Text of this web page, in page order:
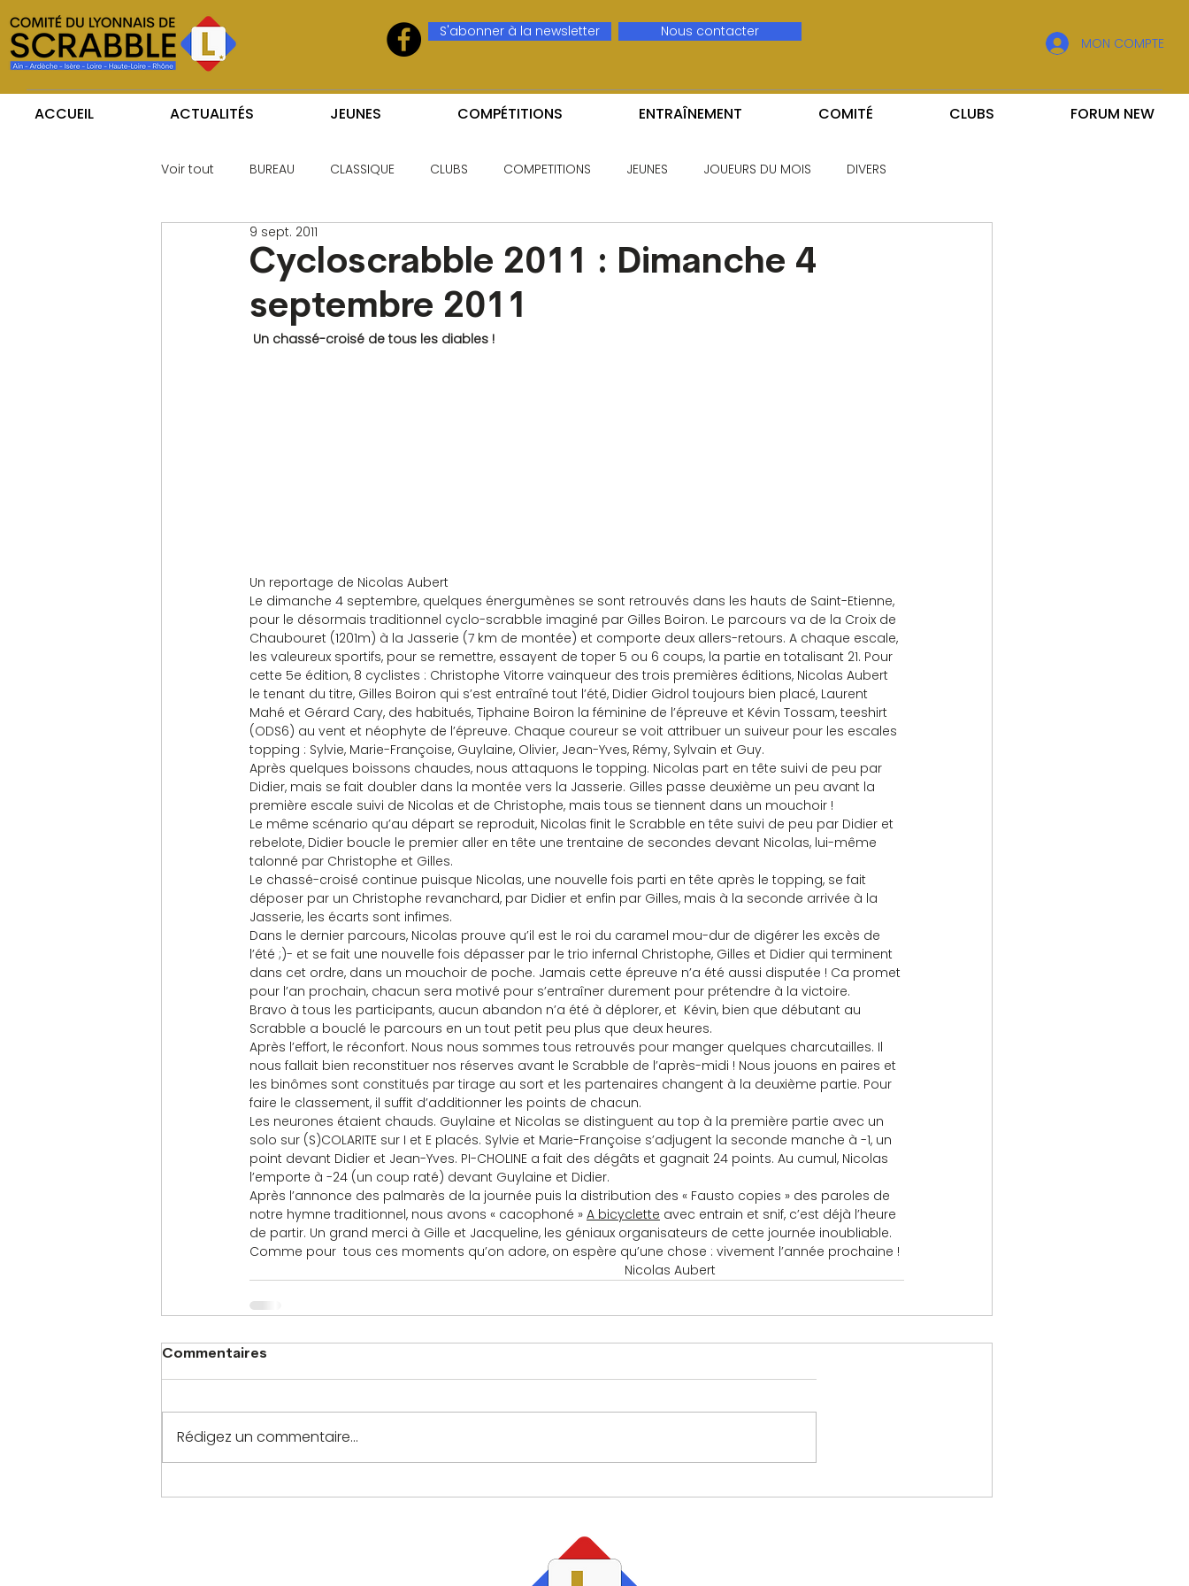
S'abonner à la newsletter Nous contacter
MON COMPTE
ACCUEIL ACTUALITÉS JEUNES COMPÉTITIONS ENTRAÎNEMENT COMITÉ CLUBS FORUM NEW
Voir tout BUREAU CLASSIQUE CLUBS COMPETITIONS JEUNES JOUEURS DU MOIS DIVERS
Cycloscrabble 2011 : Dimanche 4
septembre 2011
9 sept. 2011
Un chassé-croisé de tous les diables !
Un reportage de Nicolas Aubert
Le dimanche 4 septembre, quelques énergumènes se sont retrouvés dans les hauts de Saint-Etienne,
pour le désormais traditionnel cyclo-scrabble imaginé par Gilles Boiron. Le parcours va de la Croix de
Chaubouret (1201m) à la Jasserie (7 km de montée) et comporte deux allers-retours. A chaque escale,
les valeureux sportifs, pour se remettre, essayent de toper 5 ou 6 coups, la partie en totalisant 21. Pour
cette 5e édition, 8 cyclistes : Christophe Vitorre vainqueur des trois premières éditions, Nicolas Aubert
le tenant du titre, Gilles Boiron qui s’est entraîné tout l’été, Didier Gidrol toujours bien placé, Laurent
Mahé et Gérard Cary, des habitués, Tiphaine Boiron la féminine de l’épreuve et Kévin Tossam, teeshirt
(ODS6) au vent et néophyte de l’épreuve. Chaque coureur se voit attribuer un suiveur pour les escales
topping : Sylvie, Marie-Françoise, Guylaine, Olivier, Jean-Yves, Rémy, Sylvain et Guy.
Après quelques boissons chaudes, nous attaquons le topping. Nicolas part en tête suivi de peu par
Didier, mais se fait doubler dans la montée vers la Jasserie. Gilles passe deuxième un peu avant la
première escale suivi de Nicolas et de Christophe, mais tous se tiennent dans un mouchoir !
Le même scénario qu’au départ se reproduit, Nicolas finit le Scrabble en tête suivi de peu par Didier et
rebelote, Didier boucle le premier aller en tête une trentaine de secondes devant Nicolas, lui-même
talonné par Christophe et Gilles.
Le chassé-croisé continue puisque Nicolas, une nouvelle fois parti en tête après le topping, se fait
déposer par un Christophe revanchard, par Didier et enfin par Gilles, mais à la seconde arrivée à la
Jasserie, les écarts sont infimes.
Dans le dernier parcours, Nicolas prouve qu’il est le roi du caramel mou-dur de digérer les excès de
l’été ;)- et se fait une nouvelle fois dépasser par le trio infernal Christophe, Gilles et Didier qui terminent
dans cet ordre, dans un mouchoir de poche. Jamais cette épreuve n’a été aussi disputée ! Ca promet
pour l’an prochain, chacun sera motivé pour s’entraîner durement pour prétendre à la victoire.
Bravo à tous les participants, aucun abandon n’a été à déplorer, et  Kévin, bien que débutant au
Scrabble a bouclé le parcours en un tout petit peu plus que deux heures.
Après l’effort, le réconfort. Nous nous sommes tous retrouvés pour manger quelques charcutailles. Il
nous fallait bien reconstituer nos réserves avant le Scrabble de l’après-midi ! Nous jouons en paires et
les binômes sont constitués par tirage au sort et les partenaires changent à la deuxième partie. Pour
faire le classement, il suffit d’additionner les points de chacun.
Les neurones étaient chauds. Guylaine et Nicolas se distinguent au top à la première partie avec un
solo sur (S)COLARITE sur I et E placés. Sylvie et Marie-Françoise s’adjugent la seconde manche à -1, un
point devant Didier et Jean-Yves. PI-CHOLINE a fait des dégâts et gagnait 24 points. Au cumul, Nicolas
l’emporte à -24 (un coup raté) devant Guylaine et Didier.
Après l’annonce des palmarès de la journée puis la distribution des « Fausto copies » des paroles de
notre hymne traditionnel, nous avons « cacophoné » A bicyclette avec entrain et snif, c’est déjà l’heure
de partir. Un grand merci à Gille et Jacqueline, les géniaux organisateurs de cette journée inoubliable.
Comme pour  tous ces moments qu’on adore, on espère qu’une chose : vivement l’année prochaine !
Nicolas Aubert
Commentaires
Rédigez un commentaire...